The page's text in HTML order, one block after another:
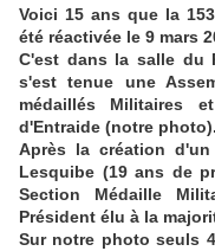
Voici 15 ans que la
été réactivée le 9 mars
C'est dans la salle du
s'est tenue une
médaillés Militaires
d'Entraide (notre photo).
Après la création
Lesquibe (19 ans de
Section Médaille
Président élu à la
Sur notre photo seuls